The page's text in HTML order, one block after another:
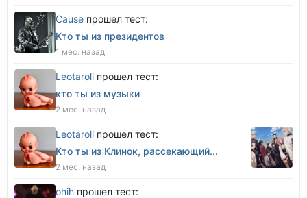
Cause прошел тест:
Кто ты из президентов
1 мес. назад
Leotaroli прошел тест:
кто ты из музыки
2 мес. назад
Leotaroli прошел тест:
Кто ты из Клинок, рассекающий...
2 мес. назад
оhih прошел тест: